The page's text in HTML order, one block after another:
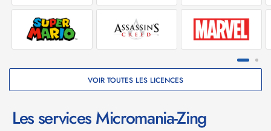
VOIR TOUTES LES LICENCES
Les services Micromania-Zing